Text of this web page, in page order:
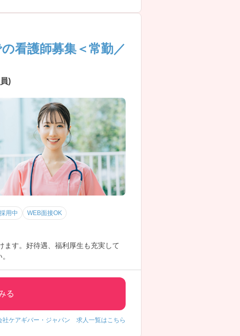
看護師募集＜常勤／
)
用中 WEB面接OK
す。好待遇、福利厚生も充実して
る
社ケアギバー・ジャパン 求人一覧はこちら